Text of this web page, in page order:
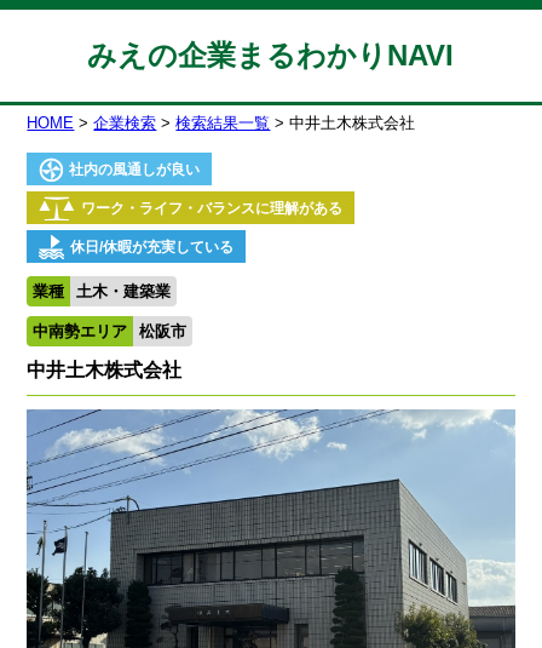
みえの企業まるわかりNAVI
HOME 企業検索 検索結果一覧 中井土木株式会社
社内の風通しが良い
ワーク・ライフ・バランスに理解がある
休日/休暇が充実している
業種 土木・建築業
中南勢エリア 松阪市
中井土木株式会社